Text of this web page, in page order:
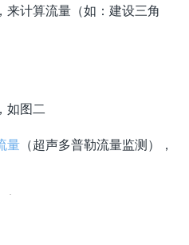
计算流量（如：建设三角
如图二
量 （超声多普勒流量监测），